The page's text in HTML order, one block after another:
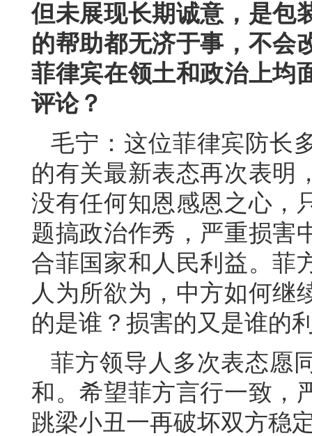
但未展现长期诚意，是包
的帮助都无济于事，不会
菲律宾在领土和政治上均
评论？
毛宁：这位菲律宾防长
的有关最新表态再次表明
没有任何知恩感恩之心，
题搞政治作秀，严重损害
合菲国家和人民利益。菲
人为所欲为，中方如何继
的是谁？损害的又是谁的
菲方领导人多次表态愿
和。希望菲方言行一致，
跳梁小丑一再破坏双方稳